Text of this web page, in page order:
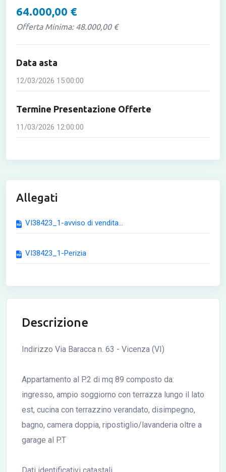
Descrizione
Indirizzo Via Baracca n. 63 - Vicenza (VI)
Appartamento al P.2 di mq 89 composto da:
ingresso, ampio soggiorno con terrazza lungo il lato
est, cucina con terrazzino verandato, disimpegno,
bagno, camera doppia, ripostiglio/lavanderia oltre a
garage al P.T
64.000,00 €
Offerta Minima: 48.000,00 €
Data asta
12/03/2026 15:00:00
Termine Presentazione Offerte
11/03/2026 12:00:00
Allegati
VI38423_1-avviso di vendita...
VI38423_1-Perizia